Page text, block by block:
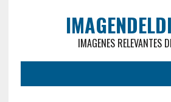
IMAGENES RELEVANTES